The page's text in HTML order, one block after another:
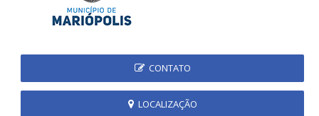
CONTATO
LOCALIZAÇÃO